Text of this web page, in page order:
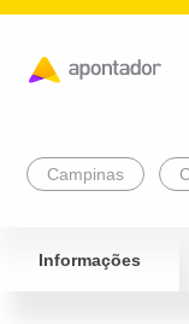
Campinas
Informações